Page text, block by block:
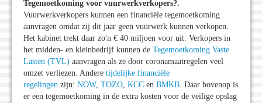
Tegemoetkoming voor vuurwerkverkopers?.
Vuurwerkverkopers kunnen een financiële tegemoetkoming
aanvragen omdat zij dit jaar geen vuurwerk kunnen verkopen.
Het kabinet trekt daar zo'n € 40 miljoen voor uit. Verkopers in
het midden- en kleinbedrijf kunnen de Tegemoetkoming Vaste
Lasten (TVL) aanvragen als ze door coronamaatregelen veel
omzet verliezen. Andere tijdelijke financiële
regelingen zijn: NOW, TOZO, KCC en BMKB. Daar bovenop is
er een tegemoetkoming in de extra kosten voor de veilige opslag